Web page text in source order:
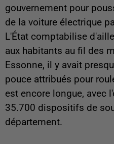
gouvernement pour
de la voiture électrique
L'État comptabilise
aux habitants au fil des
Essonne, il y avait
pouce attribués pour
est encore longue, avec
35.700 dispositifs de
département.